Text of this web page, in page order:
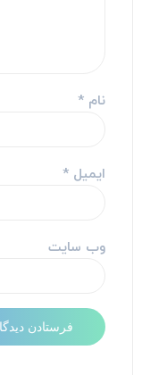
نام*
ایمیل*
وب‌ سایت